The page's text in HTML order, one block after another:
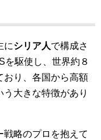
にシリア人で構成さ
を駆使し、世界約８
おり、各国から高額
大きな特徴があり
戦略のプロを抱えて